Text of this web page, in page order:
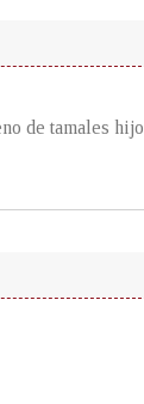
de tamales hijo